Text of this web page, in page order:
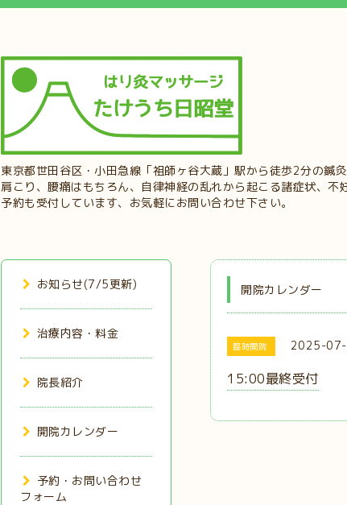
東京都世田谷区・小田急線「祖師ヶ谷大蔵」駅から徒歩2分の鍼灸
肩こり、腰痛はもちろん、自律神経の乱れから起こる諸症状、
予約も受付しています、お気軽にお問い合わせ下さい。
開院カレンダー
臨時開院 2025-
15:00最終受付
お知らせ(7/5更新)
治療内容・料金
院長紹介
開院カレンダー
予約・お問い合わせ
フォーム